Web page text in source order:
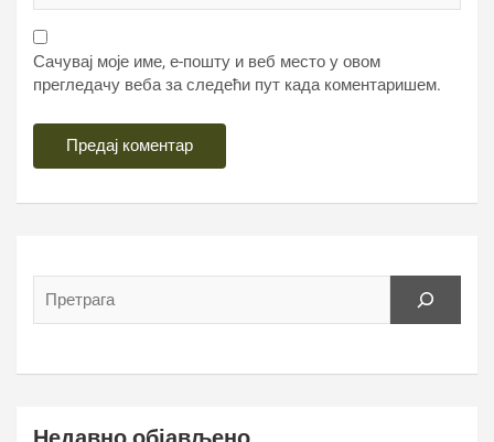
Сачувај моје име, е-пошту и веб место у овом
прегледачу веба за следећи пут када коментаришем.